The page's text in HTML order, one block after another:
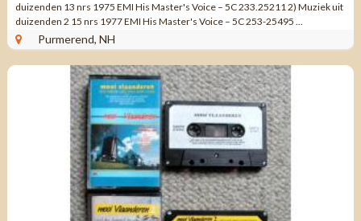
duizenden 13 nrs 1975 EMI His Master's Voice – 5C 233.25211 2) Muziek uit
duizenden 2 15 nrs 1977 EMI His Master's Voice – 5C 253-25495 ...
Purmerend, NH